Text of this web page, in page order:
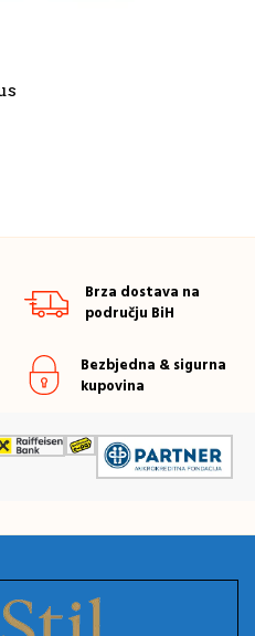
Brza dostava na
području BiH
Bezbjedna & sigurna
kupovina